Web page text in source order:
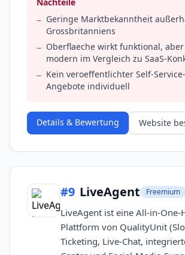
Nachteile
− Geringe Marktbekanntheit
Grossbritanniens
− Oberflaeche wirkt funktional,
modern im Vergleich zu SaaS-
− Kein veroeffentlichter Self-
Angebote individuell
Details & Bewertung Website
#9 LiveAgent Freemium
LiveAgent ist eine All-in-One-
Plattform von QualityUnit
Ticketing, Live-Chat,